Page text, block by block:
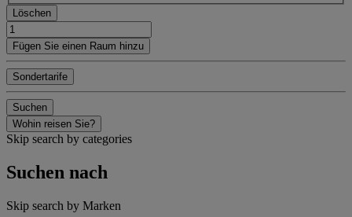
Löschen
Fügen Sie einen Raum hinzu
Sondertarife
Suchen
Wohin reisen Sie?
Skip search by categories
Suchen nach
Skip search by Marken